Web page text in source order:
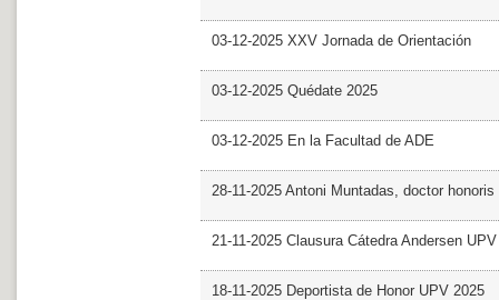
03-12-2025 XXV Jornada de Orientación
03-12-2025 Quédate 2025
03-12-2025 En la Facultad de ADE
28-11-2025 Antoni Muntadas, doctor
21-11-2025 Clausura Cátedra Andersen UPV
18-11-2025 Deportista de Honor UPV 2025